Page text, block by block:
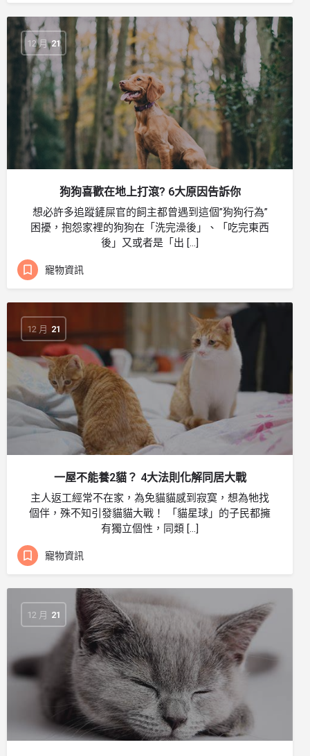
12 月 21
狗狗喜歡在地上打滾? 6大原因告訴你
想必許多追蹤鏟屎官的飼主都曾遇到這個”狗狗行為”
困擾，抱怨家裡的狗狗在「洗完澡後」、「吃完東西
後」又或者是「出 […]
寵物資訊
12 月 21
一屋不能養2貓？ 4大法則化解同居大戰
主人返工經常不在家，為免貓貓感到寂寞，想為牠找
個伴，殊不知引發貓貓大戰！ 「貓星球」的子民都擁
有獨立個性，同類 […]
寵物資訊
12 月 21